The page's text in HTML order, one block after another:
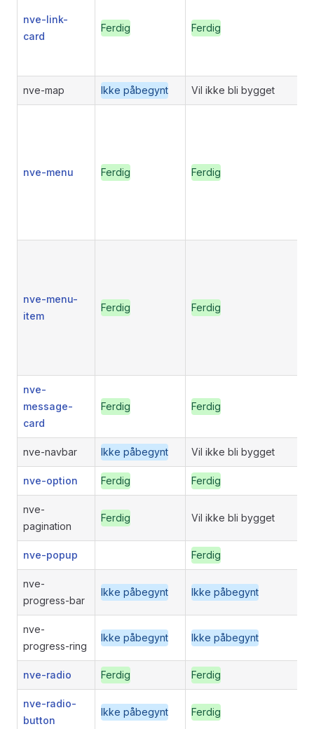
nve-link-
card
Ferdig Ferdig
nve-map Ikke påbegynt Vil ikke bli bygget
nve-menu Ferdig Ferdig
nve-menu-
item
Ferdig Ferdig
nve-
message-
card
Ferdig Ferdig
nve-navbar Ikke påbegynt Vil ikke bli bygget
nve-option Ferdig Ferdig
nve-
pagination
Ferdig Vil ikke bli bygget
nve-popup Ferdig
nve-
progress-bar
Ikke påbegynt Ikke påbegynt
nve-
progress-ring
Ikke påbegynt Ikke påbegynt
nve-radio Ferdig Ferdig
nve-radio-
button
Ikke påbegynt Ferdig